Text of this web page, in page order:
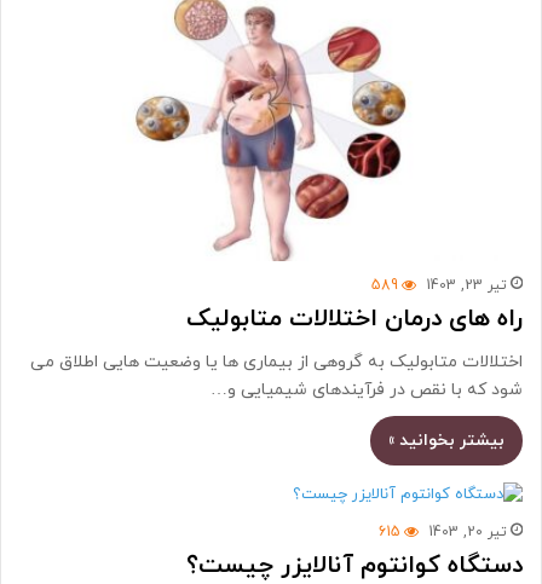
تیر 23, 1403 589
راه های درمان اختلالات متابولیک
اختلالات متابولیک به گروهی از بیماری ها یا وضعیت هایی اطلاق می
شود که با نقص در فرآیندهای شیمیایی و…
بیشتر بخوانید »
تیر 20, 1403 615
دستگاه کوانتوم آنالایزر چیست؟